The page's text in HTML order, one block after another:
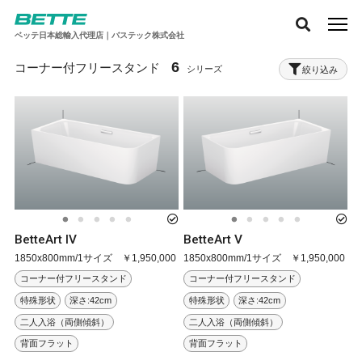
ベッテ日本総輸入代理店｜バステック株式会社
コーナー付フリースタンド 6 絞り込み
BetteArt IV
1850x800mm/1サイズ ￥1,950,000
コーナー付フリースタンド
特殊形状 深さ:42cm
二人入浴（両側傾斜）
背面フラット
BetteArt V
1850x800mm/1サイズ ￥1,950,000
コーナー付フリースタンド
特殊形状 深さ:42cm
二人入浴（両側傾斜）
背面フラット